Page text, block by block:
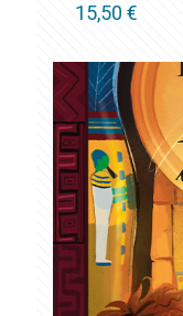
15,50 €